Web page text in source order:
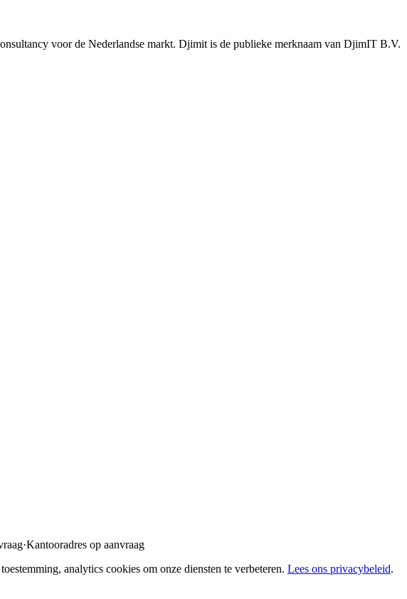
voor de Nederlandse markt. Djimit is de publieke merknaam van DjimIT B.V.
·Kantooradres op aanvraag
analytics cookies om onze diensten te verbeteren. Lees ons privacybeleid.